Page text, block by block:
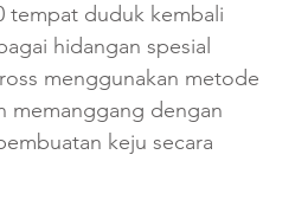
tempat duduk kembali
hidangan spesial
menggunakan metode
memanggang dengan
keju secara